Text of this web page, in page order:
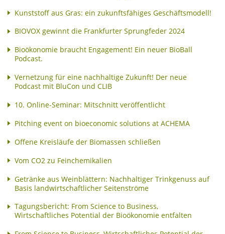
Kunststoff aus Gras: ein zukunftsfähiges Geschäftsmodell!
BIOVOX gewinnt die Frankfurter Sprungfeder 2024
Bioökonomie braucht Engagement! Ein neuer BioBall
Podcast.
Vernetzung für eine nachhaltige Zukunft! Der neue
Podcast mit BluCon und CLIB
10. Online-Seminar: Mitschnitt veröffentlicht
Pitching event on bioeconomic solutions at ACHEMA
Offene Kreisläufe der Biomassen schließen
Vom CO2 zu Feinchemikalien
Getränke aus Weinblättern: Nachhaltiger Trinkgenuss auf
Basis landwirtschaftlicher Seitenströme
Tagungsbericht: From Science to Business,
Wirtschaftliches Potential der Bioökonomie entfalten